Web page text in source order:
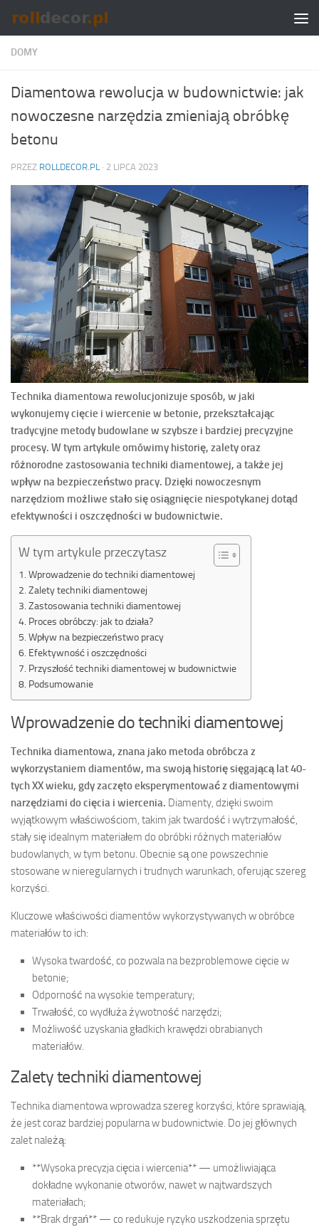
Skip to content
DOMY
Diamentowa rewolucja w budownictwie: jak
nowoczesne narzędzia zmieniają obróbkę
betonu
PRZEZ ROLLDECOR.PL · 2 LIPCA 2023
Technika diamentowa rewolucjonizuje sposób, w jaki
wykonujemy cięcie i wiercenie w betonie, przekształcając
tradycyjne metody budowlane w szybsze i bardziej precyzyjne
procesy. W tym artykule omówimy historię, zalety oraz
różnorodne zastosowania techniki diamentowej, a także jej
wpływ na bezpieczeństwo pracy. Dzięki nowoczesnym
narzędziom możliwe stało się osiągnięcie niespotykanej dotąd
efektywności i oszczędności w budownictwie.
W tym artykule przeczytasz
Wprowadzenie do techniki diamentowej
Zalety techniki diamentowej
Zastosowania techniki diamentowej
Proces obróbczy: jak to działa?
Wpływ na bezpieczeństwo pracy
Efektywność i oszczędności
Przyszłość techniki diamentowej w budownictwie
Podsumowanie
Wprowadzenie do techniki diamentowej
Technika diamentowa, znana jako metoda obróbcza z
wykorzystaniem diamentów, ma swoją historię sięgającą lat 40-
tych XX wieku, gdy zaczęto eksperymentować z diamentowymi
narzędziami do cięcia i wiercenia. Diamenty, dzięki swoim
wyjątkowym właściwościom, takim jak twardość i wytrzymałość,
stały się idealnym materiałem do obróbki różnych materiałów
budowlanych, w tym betonu. Obecnie są one powszechnie
stosowane w nieregularnych i trudnych warunkach, oferując szereg
korzyści.
Kluczowe właściwości diamentów wykorzystywanych w obróbce
materiałów to ich:
Wysoka twardość, co pozwala na bezproblemowe cięcie w
betonie;
Odporność na wysokie temperatury;
Trwałość, co wydłuża żywotność narzędzi;
Możliwość uzyskania gładkich krawędzi obrabianych
materiałów.
Zalety techniki diamentowej
Technika diamentowa wprowadza szereg korzyści, które sprawiają,
że jest coraz bardziej popularna w budownictwie. Do jej głównych
zalet należą:
**Wysoka precyzja cięcia i wiercenia** — umożliwiająca
dokładne wykonanie otworów, nawet w najtwardszych
materiałach;
**Brak drgań** — co redukuje ryzyko uszkodzenia sprzętu